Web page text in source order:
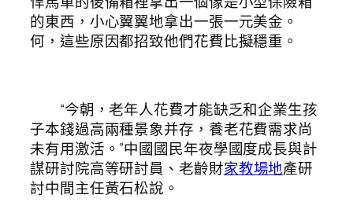
的東西，小心翼翼地拿出一張一元美金。
何，這些原因都招致他們花費比擬穩重。
“今朝，老年人花費才能缺乏和企業生孩
子本錢過高兩種景象并存，養老花費需求尚
未有用激活。”中國國民年夜學國度成長與計
謀研討院高等研討員、老齡財家教場地產研
討中間主任黃石松說。